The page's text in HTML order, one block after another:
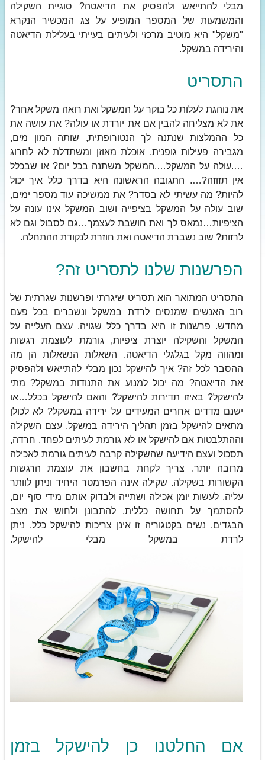
מבלי להתייאש ולהפסיק את הדיאטה? סוגיית השקילה
והמשמעות של המספר המופיע על צג המכשיר הנקרא
"משקל" היא מוטיב מרכזי ולעיתים בעייתי בעלילת הדיאטה
והירידה במשקל.
התסריט
את נוהגת לעלות כל בוקר על המשקל ואת רואה משקל אחר?
את לא מצליחה להבין אם את יורדת או עולה? את עושה את
כל ההמלצות שנתנה לך הנטורופתית, שותה המון מים,
מגבירה פעילות גופנית, אוכלת מאוזן ומשתדלת לא לחרוג
….עולה על המשקל….המשקל משתנה בכל יום? או שבכלל
אין תזוזה?…. התגובה הראשונה היא בדרך כלל איך יכול
להיות? מה עשיתי לא בסדר? את ממשיכה עוד מספר ימים,
שוב עולה על המשקל בציפייה ושוב המשקל אינו עונה על
הציפיות…נמאס לך ואת חושבת לעצמך…גם לסבול וגם לא
לרזות? שוב נשברת הדיאטה ואת חוזרת לנקודת ההתחלה.
הפרשנות שלנו לתסריט זה?
התסריט המתואר הוא תסריט שיגרתי ופרשנות שגרתית של
רוב האנשים שמנסים לרדת במשקל ונשברים בכל פעם
מחדש. פרשנות זו היא בדרך כלל שגויה. עצם העלייה על
המשקל והשקילה יוצרת ציפיות, גורמת לעוצמת רגשות
ומהווה מקל בגלגלי הדיאטה. השאלות הנשאלות הן מה
ההסבר לכל זה? איך להישקל נכון מבלי להתייאש ולהפסיק
את הדיאטה? מה יכול למנוע את התנודות במשקל? מתי
להישקל? באיזו תדירות להישקל? והאם להישקל בכלל…או
ישנם מדדים אחרים המעידים על ירידה במשקל? לא לכולן
מתאים להישקל בזמן תהליך הירידה במשקל. עצם השקילה
וההתלבטות אם להישקל או לא גורמת לעיתים לפחד, חרדה,
תסכול ועצם הידיעה שהשקילה קרבה לעיתים גורמת לאכילה
מרובה יותר. צריך לקחת בחשבון את עוצמת הרגשות
הקשורות בשקילה. שקילה אינה הפרמטר היחיד וניתן לוותר
עליה, לעשות יומן אכילה ושתייה ולבדוק אותם מידי סוף יום,
להסתמך על תחושה כללית, להתבונן ולחוש את מצב
הבגדים. נשים בקטגוריה זו אינן צריכות להישקל כלל. ניתן
לרדת במשקל מבלי להישקל.
אם החלטנו כן להישקל בזמן